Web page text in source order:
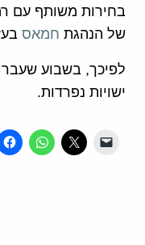
בחירות משותף עם
של הנהגת חמאס
לפיכך, בשבוע שעבר
ישויות נפרדות.